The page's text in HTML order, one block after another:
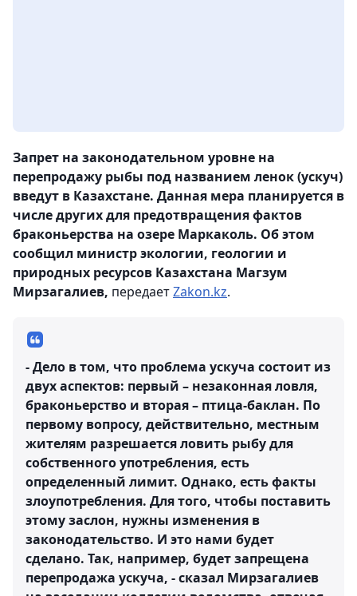
Запрет на законодательном уровне на
перепродажу рыбы под названием ленок (ускуч)
введут в Казахстане. Данная мера планируется в
числе других для предотвращения фактов
браконьерства на озере Маркаколь. Об этом
сообщил министр экологии, геологии и
природных ресурсов Казахстана Магзум
Мирзагалиев, передаетZakon.kz.
- Дело в том, что проблема ускуча состоит из
двух аспектов: первый – незаконная ловля,
браконьерство и вторая – птица-баклан. По
первому вопросу, действительно, местным
жителям разрешается ловить рыбу для
собственного употребления, есть
определенный лимит. Однако, есть факты
злоупотребления. Для того, чтобы поставить
этому заслон, нужны изменения в
законодательство. И это нами будет
сделано. Так, например, будет запрещена
перепродажа ускуча, - сказал Мирзагалиев